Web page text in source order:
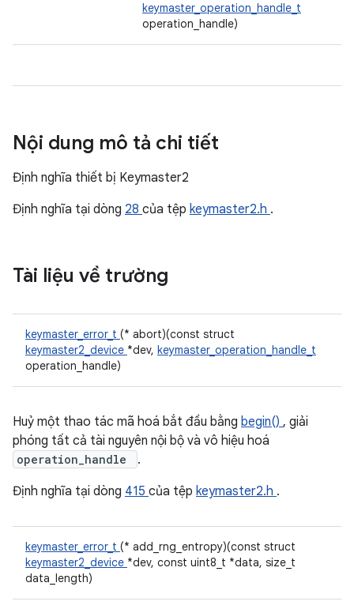
keymaster_operation_handle_t
operation_handle)
Nội dung mô tả chi tiết
Định nghĩa thiết bị Keymaster2
Định nghĩa tại dòng 28 của tệp keymaster2.h .
Tài liệu về trường
keymaster_error_t (* abort)(const struct
keymaster2_device *dev, keymaster_operation_handle_t
operation_handle)
Huỷ một thao tác mã hoá bắt đầu bằng begin() , giải
phóng tất cả tài nguyên nội bộ và vô hiệu hoá
operation_handle
.
Định nghĩa tại dòng 415 của tệp keymaster2.h .
keymaster_error_t (* add_rng_entropy)(const struct
keymaster2_device *dev, const uint8_t *data, size_t
data_length)